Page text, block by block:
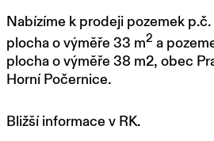
Nabízíme k prodeji pozemek
plocha o výměře 33 m2 a
plocha o výměře 38 m2, obec
Horní Počernice.
Bližší informace v RK.